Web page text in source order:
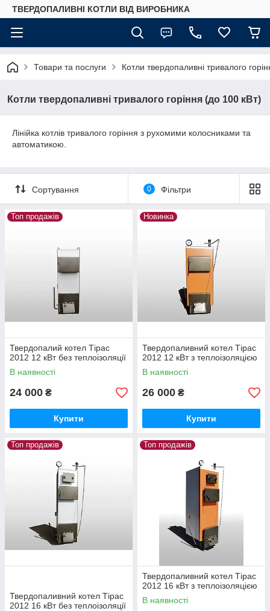
ТВЕРДОПАЛИВНІ КОТЛИ ВІД ВИРОБНИКА
Товари та послуги Котли твердопаливні тривалого
Котли твердопаливні тривалого горіння (до 100 кВт)
Лінійка котлів тривалого горіння з рухомими колосниками та
автоматикою.
Сортування 0 Фільтри
Топ продажів
Твердопалий котел Тірас
2012 12 кВт без теплоізоляції
В наявності
24 000 ₴
Купити
Новинка
Твердопаливний котел Тірас
2012 12 кВт з теплоізоляцією
В наявності
26 000 ₴
Купити
Топ продажів
Твердопаливний котел Тірас
2012 16 кВт без теплоізоляції
Топ продажів
Твердопаливний котел Тірас
2012 16 кВт з теплоізоляцією
В наявності